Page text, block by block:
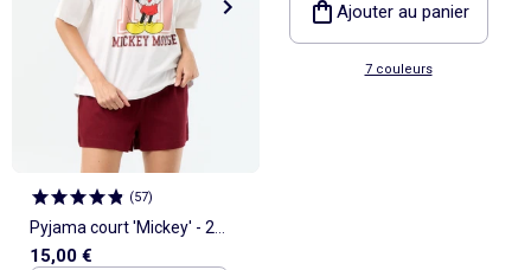
(57)
Pyjama court 'Mickey' - 2
pièces
15,00 €
Ajouter au panier
7 couleurs